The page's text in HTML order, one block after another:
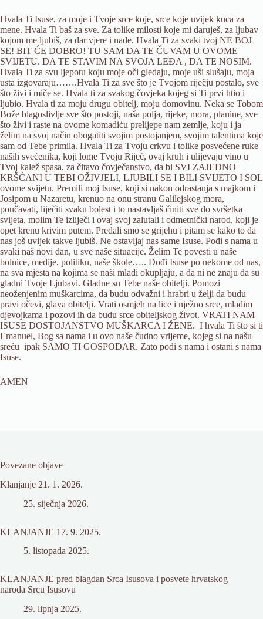
Hvala Ti Isuse, za moje i Tvoje srce koje, srce koje uvijek kuca za
mene. Hvala Ti baš za sve. Za tolike milosti koje mi daruješ, za ljubav
kojom me ljubiš, za dar vjere i nade. Hvala Ti za svaki tvoj NE BOJ
SE! BIT ĆE DOBRO! TU SAM DA TE ČUVAM U OVOME
SVIJETU. DA TE STAVIM NA SVOJA LEĐA , DA TE NOSIM.
Hvala Ti za svu ljepotu koju moje oči gledaju, moje uši slušaju, moja
usta izgovaraju…….Hvala Ti za sve što je Tvojom riječju postalo, sve
što živi i miče se. Hvala ti za svakog čovjeka kojeg si Ti prvi htio i
ljubio. Hvala ti za moju drugu obitelj, moju domovinu. Neka se Tobom
Bože blagoslivlje sve što postoji, naša polja, rijeke, mora, planine, sve
što živi i raste na ovome komadiću prelijepe nam zemlje, koju i ja
želim na svoj način obogatiti svojim postojanjem, svojim talentima koje
sam od Tebe primila. Hvala Ti za Tvoju crkvu i tolike posvećene ruke
naših svećenika, koji lome Tvoju Riječ, ovaj kruh i ulijevaju vino u
Tvoj kalež spasa, za čitavo čovječanstvo, da bi SVI ZAJEDNO
KRŠĆANI U TEBI OŽIVJELI, LJUBILI SE I BILI SVIJETO I SOL
ovome svijetu. Premili moj Isuse, koji si nakon odrastanja s majkom i
Josipom u Nazaretu, krenuo na onu stranu Galilejskog mora,
poučavati, liječiti svaku bolest i to nastavljaš činiti sve do svršetka
svijeta, molim Te izliječi i ovaj svoj zalutali i odmetnički narod, koji je
opet krenu krivim putem. Predali smo se grijehu i pitam se kako to da
nas još uvijek takve ljubiš. Ne ostavljaj nas same Isuse. Pođi s nama u
svaki naš novi dan, u sve naše situacije. Želim Te povesti u naše
bolnice, medije, politiku, naše škole….. Dođi Isuse po nekome od nas,
na sva mjesta na kojima se naši mladi okupljaju, a da ni ne znaju da su
gladni Tvoje Ljubavi. Gladne su Tebe naše obitelji. Pomozi
neoženjenim muškarcima, da budu odvažni i hrabri u želji da budu
pravi očevi, glava obitelji. Vrati osmjeh na lice i nježno srce, mladim
djevojkama i pozovi ih da budu srce obiteljskog život. VRATI NAM
ISUSE DOSTOJANSTVO MUŠKARCA I ŽENE. I hvala Ti što si ti
Emanuel, Bog sa nama i u ovo naše čudno vrijeme, kojeg si na našu
sreću ipak SAMO TI GOSPODAR. Zato pođi s nama i ostani s nama
Isuse.
AMEN
Povezane objave
Klanjanje 21. 1. 2026.
25. siječnja 2026.
KLANJANJE 17. 9. 2025.
5. listopada 2025.
KLANJANJE pred blagdan Srca Isusova i posvete hrvatskog
naroda Srcu Isusovu
29. lipnja 2025.